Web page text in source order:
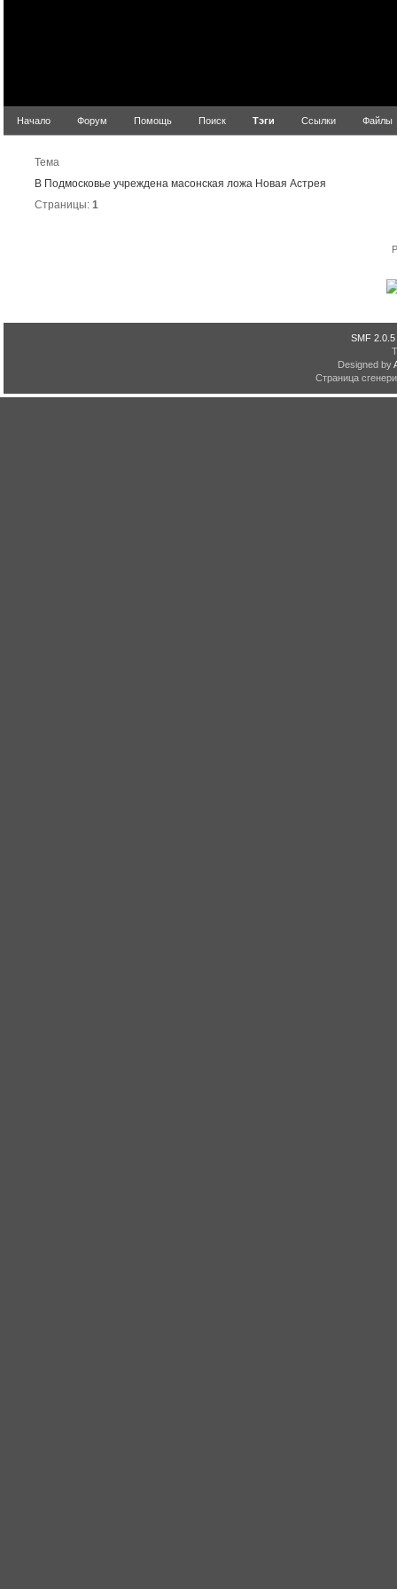
Начало Форум Помощь Поиск Тэги Ссылки Файлы
Тема
В Подмосковье учреждена масонская ложа Новая Астрея
Страницы: 1
SMF 2.0.5
Designed by
Страница